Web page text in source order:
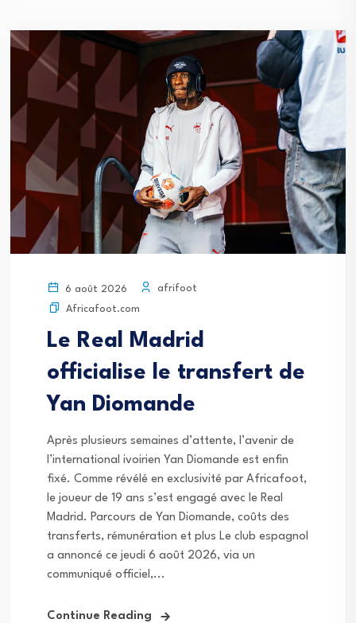
6 août 2026
afrifoot
Africafoot.com
Le Real Madrid
officialise le transfert de
Yan Diomande
Après plusieurs semaines d’attente, l’avenir de
l’international ivoirien Yan Diomande est enfin
fixé. Comme révélé en exclusivité par Africafoot,
le joueur de 19 ans s’est engagé avec le Real
Madrid. Parcours de Yan Diomande, coûts des
transferts, rémunération et plus Le club espagnol
a annoncé ce jeudi 6 août 2026, via un
communiqué officiel,...
Continue Reading